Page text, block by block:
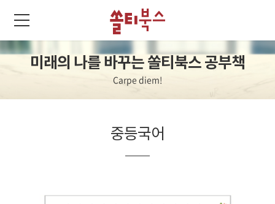
미래의 나를 바꾸는 쏠티북스 공부책
Carpe diem!
중등국어